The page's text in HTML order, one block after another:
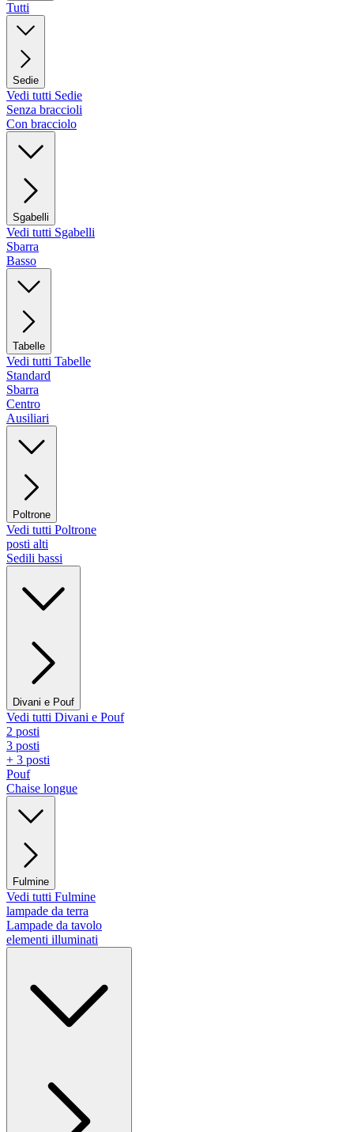
Tutti
Sedie
Vedi tutti Sedie
Senza braccioli
Con bracciolo
Sgabelli
Vedi tutti Sgabelli
Sbarra
Basso
Tabelle
Vedi tutti Tabelle
Standard
Sbarra
Centro
Ausiliari
Poltrone
Vedi tutti Poltrone
posti alti
Sedili bassi
Divani e Pouf
Vedi tutti Divani e Pouf
2 posti
3 posti
+ 3 posti
Pouf
Chaise longue
Fulmine
Vedi tutti Fulmine
lampade da terra
Lampade da tavolo
elementi illuminati